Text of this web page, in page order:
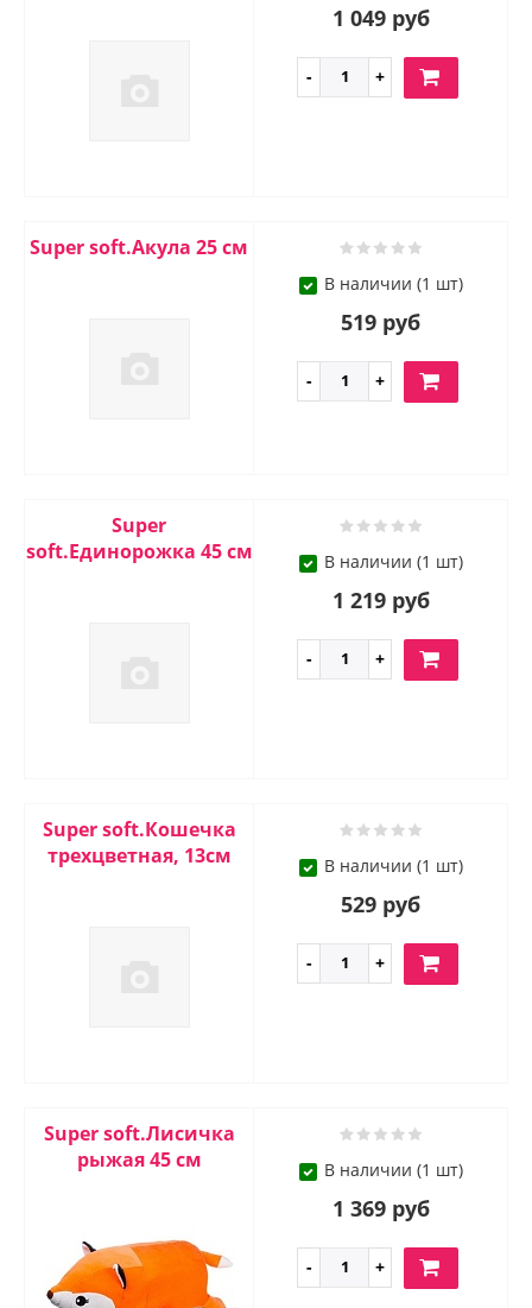
1 049 руб
Super soft.Акула 25 см
В наличии (1 шт)
519 руб
Super
soft.Единорожка 45 см
В наличии (1 шт)
1 219 руб
Super soft.Кошечка
трехцветная, 13см
В наличии (1 шт)
529 руб
Super soft.Лисичка
рыжая 45 см
В наличии (1 шт)
1 369 руб